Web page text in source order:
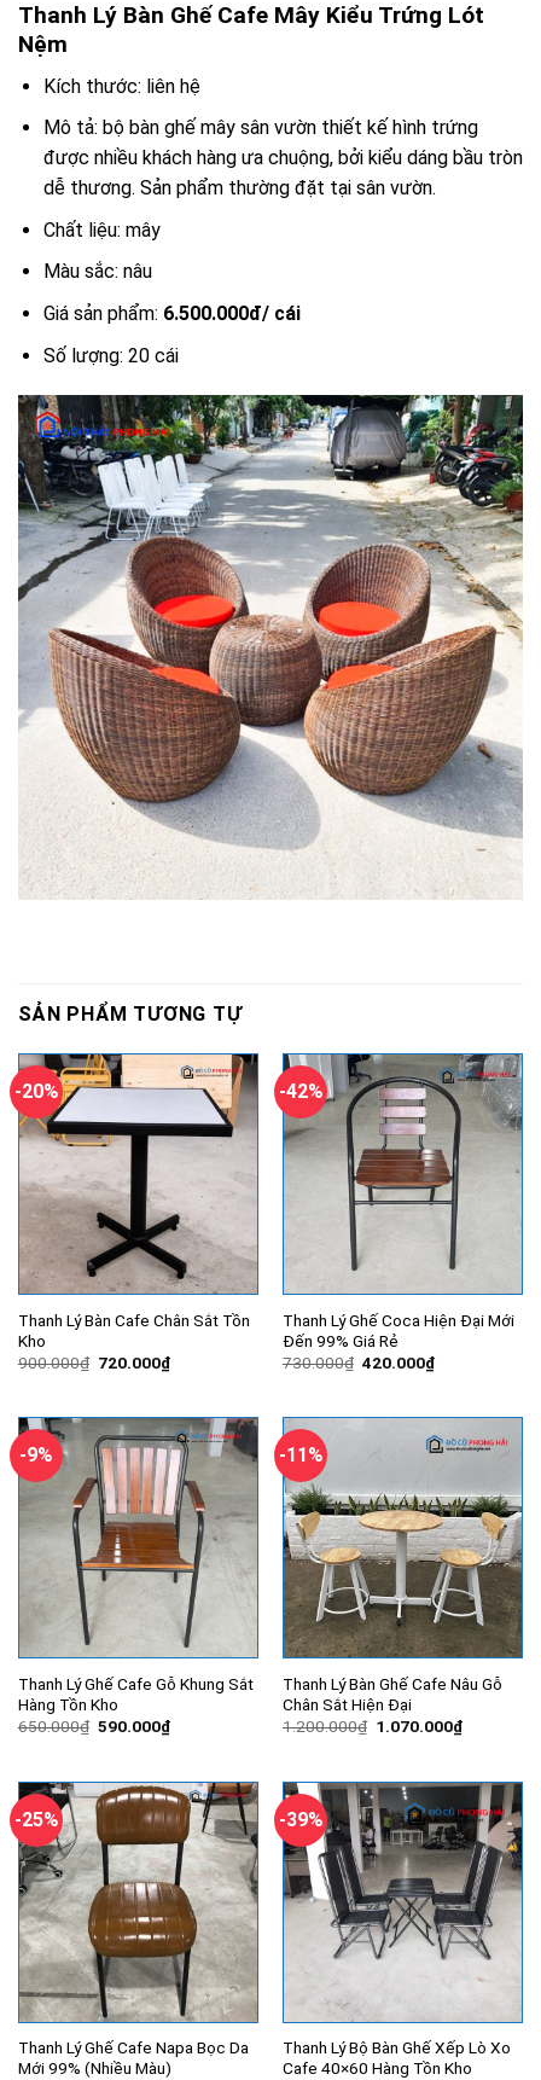
Thanh Lý Bàn Ghế Cafe Mây Kiểu Trứng Lót
Nệm
Kích thước: liên hệ
Mô tả: bộ bàn ghế mây sân vườn thiết kế hình trứng
được nhiều khách hàng ưa chuộng, bởi kiểu dáng bầu tròn
dễ thương. Sản phẩm thường đặt tại sân vườn.
Chất liệu: mây
Màu sắc: nâu
Giá sản phẩm: 6.500.000đ/ cái
Số lượng: 20 cái
SẢN PHẨM TƯƠNG TỰ
-20%
Thanh Lý Bàn Cafe Chân Sắt Tồn
Kho
900.000₫ Giá
720.000₫Giá
hiện
720.000₫.
-42%
Thanh Lý Ghế Coca Hiện Đại Mới
Đến 99% Giá Rẻ
730.000₫ Giá
420.000₫Giá
hiện
420.000₫.
-9%
Thanh Lý Ghế Cafe Gỗ Khung Sắt
Hàng Tồn Kho
650.000₫ Giá
590.000₫Giá
hiện
590.000₫.
-11%
Thanh Lý Bàn Ghế Cafe Nâu Gỗ
Chân Sắt Hiện Đại
1.200.000₫ Giá
1.070.000₫Giá
hiện
-25%
Thanh Lý Ghế Cafe Napa Bọc Da
Mới 99% (Nhiều Màu)
-39%
Thanh Lý Bộ Bàn Ghế Xếp Lò Xo
Cafe 40×60 Hàng Tồn Kho